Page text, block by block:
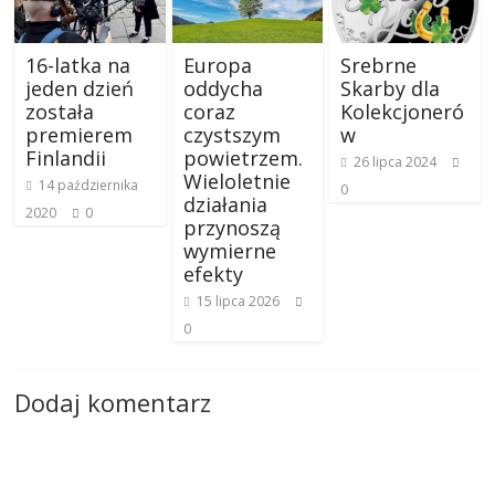
16-latka na
jeden dzień
została
premierem
Finlandii
14 października
2020
0
Europa
oddycha
coraz
czystszym
powietrzem.
Wieloletnie
działania
przynoszą
wymierne
efekty
15 lipca 2026
0
Srebrne
Skarby dla
Kolekcjoneró
w
26 lipca 2024
0
Dodaj komentarz